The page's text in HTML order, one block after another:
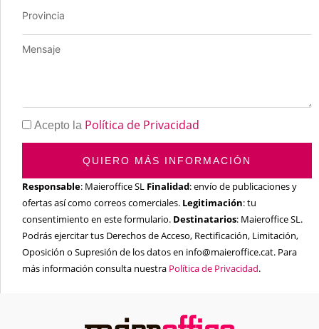
Acepto la Política de Privacidad
QUIERO MÁS INFORMACIÓN
Responsable: Maieroffice SL Finalidad: envío de publicaciones y
ofertas así como correos comerciales. Legitimación: tu
consentimiento en este formulario. Destinatarios: Maieroffice SL.
Podrás ejercitar tus Derechos de Acceso, Rectificación, Limitación,
Oposición o Supresión de los datos en info@maieroffice.cat. Para
más información consulta nuestra Política de Privacidad.